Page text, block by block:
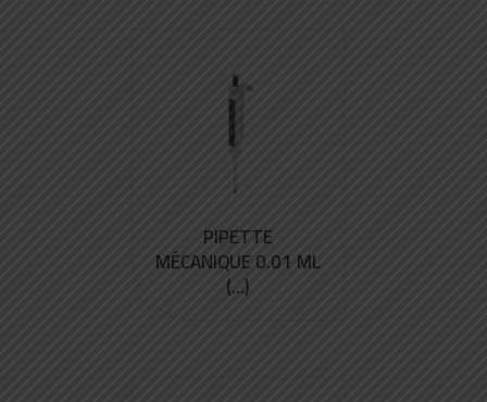
PIPETTE
MÉCANIQUE 0.01 ML
(...)